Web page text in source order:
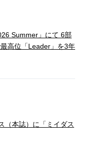
Summer」にて 6部
高位「Leader」を3年
（本誌）に「ミイダス